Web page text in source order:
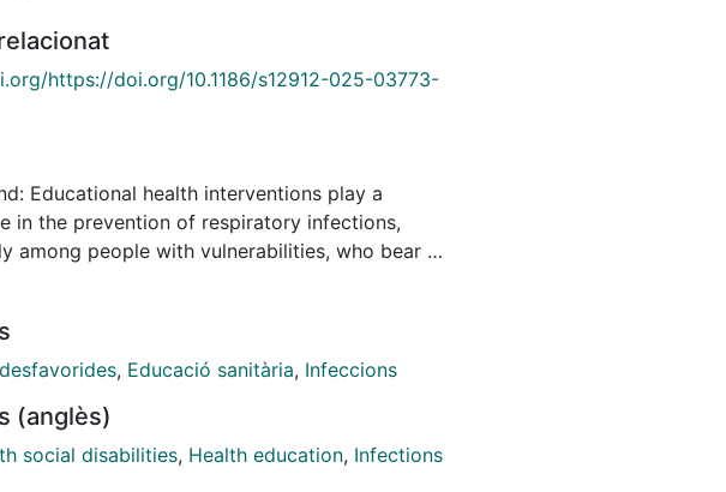
https://doi.org/10.1186/s12912-025-03773-
Educational health interventions play a
in the prevention of respiratory infections,
among people with vulnerabilities, who bear a
burden, which can lead to severe
approaches, including digital
are essential to engage and empower these
Despite their significance, evidence on
interventions, particularly those leveraging
, Educació sanitària, Infeccions
(anglès)
social disabilities, Health education, Infections